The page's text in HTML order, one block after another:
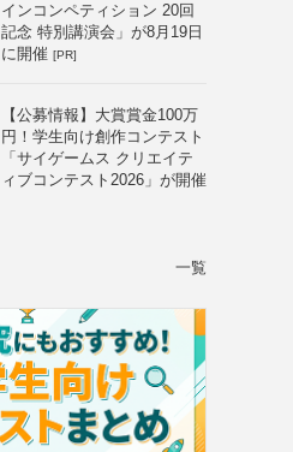
インコンペティション 20回
記念 特別講演会」が8月19日
に開催 [PR]
【公募情報】大賞賞金100万
円！学生向け創作コンテスト
「サイゲームス クリエイテ
ィブコンテスト2026」が開催
一覧